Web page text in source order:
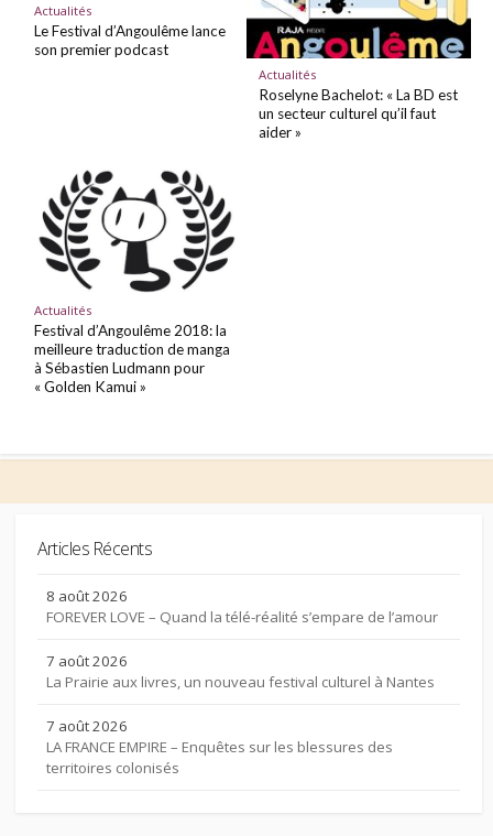
Actualités
Le Festival d’Angoulême lance
son premier podcast
Actualités
Roselyne Bachelot: « La BD est
un secteur culturel qu’il faut
aider »
Actualités
Festival d’Angoulême 2018: la
meilleure traduction de manga
à Sébastien Ludmann pour
« Golden Kamui »
Articles Récents
8 août 2026
FOREVER LOVE – Quand la télé-réalité s’empare de l’amour
7 août 2026
La Prairie aux livres, un nouveau festival culturel à Nantes
7 août 2026
LA FRANCE EMPIRE – Enquêtes sur les blessures des
territoires colonisés